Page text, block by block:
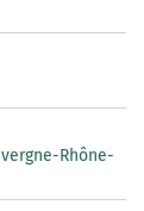
Rhône-